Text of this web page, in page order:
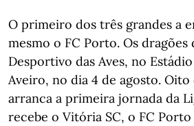
O primeiro dos três grandes a
mesmo o FC Porto. Os
Desportivo das Aves, no
Aveiro, no dia 4 de agosto. Oito
arranca a primeira jornada da
recebe o Vitória SC, o FC